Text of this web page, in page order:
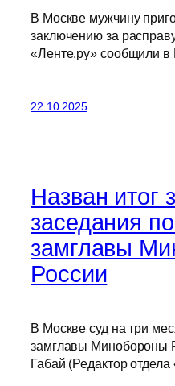
В Москве мужчину
заключению за
«Ленте.ру» сообщили в
22.10.2025
Назван итог
заседания
замглавы
России
В Москве суд на три
замглавы Минобороны
Габай (Редактор